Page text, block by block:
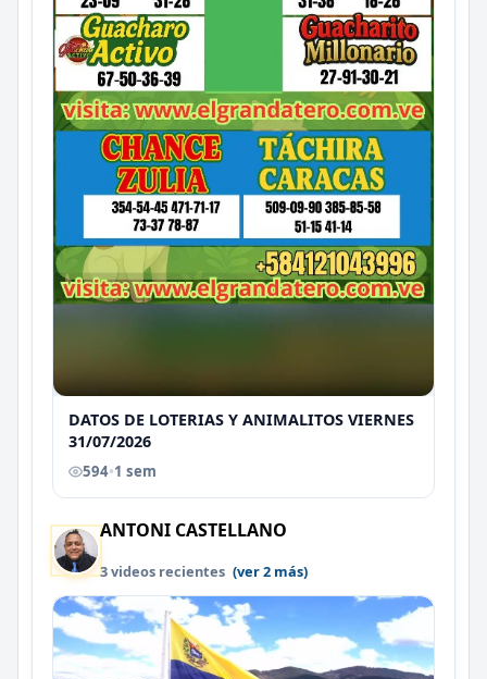
DATOS DE LOTERIAS Y ANIMALITOS VIERNES
31/07/2026
594•1 sem
ANTONI CASTELLANO
3 videos recientes (ver 2 más)